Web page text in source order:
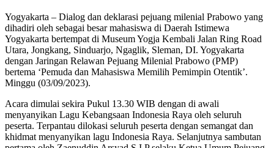
Yogyakarta – Dialog dan deklarasi pejuang milenial Prabowo yang
dihadiri oleh sebagai besar mahasiswa di Daerah Istimewa
Yogyakarta bertempat di Museum Yogja Kembali Jalan Ring Road
Utara, Jongkang, Sinduarjo, Ngaglik, Sleman, DI. Yogyakarta
dengan Jaringan Relawan Pejuang Milenial Prabowo (PMP)
bertema ‘Pemuda dan Mahasiswa Memilih Pemimpin Otentik’.
Minggu (03/09/2023).
Acara dimulai sekira Pukul 13.30 WIB dengan di awali
menyanyikan Lagu Kebangsaan Indonesia Raya oleh seluruh
peserta. Terpantau dilokasi seluruh peserta dengan semangat dan
khidmat menyanyikan lagu Indonesia Raya. Selanjutnya sambutan